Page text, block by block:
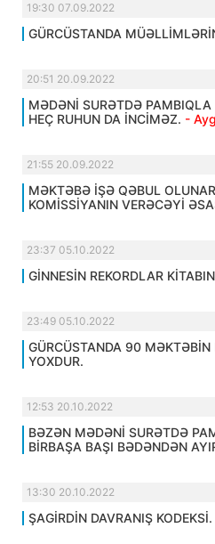
19:30 07.09.2022
GÜRCÜSTANDA
20:51 20.09.2022
MƏDƏNİ SURƏTDƏ
HEÇ RUHUN DA İNCİMƏZ. -
21:55 20.09.2022
MƏKTƏBƏ İŞƏ QƏBUL
KOMİSSİYANIN VERƏCƏYİ
23:37 05.10.2022
GİNNESİN REKORDLAR
23:49 05.10.2022
GÜRCÜSTANDA 90 MƏKTƏBİN
YOXDUR.
12:53 20.10.2022
BƏZƏN MƏDƏNİ SURƏTDƏ
BİRBAŞA BAŞI BƏDƏNDƏN
13:30 20.10.2022
ŞAGİRDİN DAVRANIŞ KODEKSİ.